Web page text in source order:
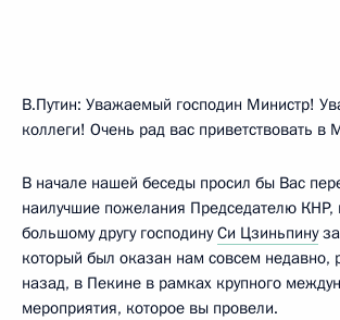
В.Путин: Уважаемый господин Министр!
коллеги! Очень рад вас приветствовать в
В начале нашей беседы просил бы Вас
наилучшие пожелания Председателю КНР,
большому другу господинуСи Цзиньпину
который был оказан нам совсем недавно,
назад, в Пекине в рамках крупного
мероприятия, которое вы провели.